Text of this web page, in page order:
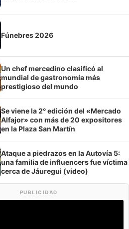
Fúnebres 2026
Un chef mercedino clasificó al
mundial de gastronomía más
prestigioso del mundo
Se viene la 2° edición del «Mercado
Alfajor» con más de 20 expositores
en la Plaza San Martín
Ataque a piedrazos en la Autovía 5:
una familia de influencers fue víctima
cerca de Jáuregui (video)
PUBLICIDAD